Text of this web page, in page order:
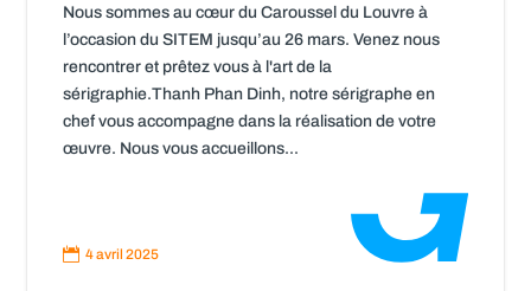
Nous sommes au cœur du Caroussel du Louvre à
l’occasion du SITEM jusqu’au 26 mars. Venez nous
rencontrer et prêtez vous à l'art de la
sérigraphie.Thanh Phan Dinh, notre sérigraphe en
chef vous accompagne dans la réalisation de votre
œuvre. Nous vous accueillons...
Read
More
 4 avril 2025